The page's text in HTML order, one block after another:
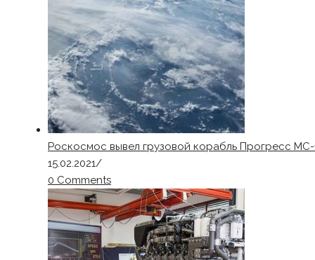
Роскосмос вывел грузовой корабль Прогресс
15.02.2021/
0 Comments